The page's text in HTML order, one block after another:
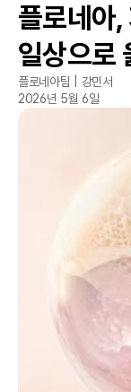
플로네아,
일상으로
플로네아팀 | 강민서
2026년 5월 6일